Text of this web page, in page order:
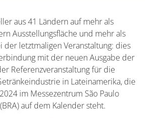
aus 41 Ländern auf mehr als
Ausstellungsfläche und mehr als
der letztmaligen Veranstaltung: dies
mit der neuen Ausgabe der
Referenzveranstaltung für die
in Lateinamerika, die
im Messezentrum São Paulo
auf dem Kalender steht.